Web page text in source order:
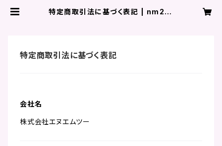
特定商取引法に基づく表記 | nm2br
特定商取引法に基づく表記
会社名
株式会社エヌエムツー